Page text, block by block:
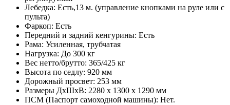
Лебедка: Есть,13 м. (управление кнопками на руле или с
пульта)
Фаркоп: Есть
Передний и задний кенгурины: Есть
Рама: Усиленная, трубчатая
Нагрузка: До 300 кг
Вес нетто/брутто: 365/425 кг
Высота по седлу: 920 мм
Дорожный просвет: 253 мм
Размеры ДхШхВ: 2280 x 1300 x 1290 мм
ПСМ (Паспорт самоходной машины): Нет.